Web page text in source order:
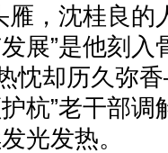
雁，沈桂良的
展”是他刻
忱却历久弥
杭”老干部
光发热。